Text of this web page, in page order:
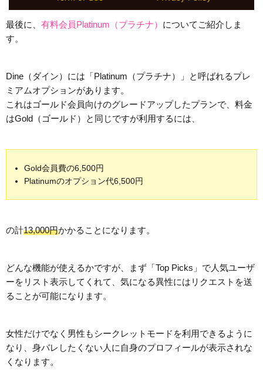
最後に、 有料会員Platinum（プラチナ） についてご紹介しま
す。
Dine（ダイン）には「Platinum（プラチナ）」と呼ばれるプレ
ミアムオプションがあります。
これはゴールド会員向けのグレードアップしたプランで、料金
はGold（ゴールド）と同じですが利用するには、
Gold会員費の6,500円
Platinumのオプション代6,500円
の計13,000円かかることになります。
どんな機能が使えるかですが、まず「Top Picks」で人気ユーザ
ーをリスト表示してくれて、気になる異性にはリクエストを送
ることが可能になります。
女性だけでなく男性もシークレットモードを利用できるように
なり、身バレしたくない人に自身のプロフィールが表示されな
くなります。